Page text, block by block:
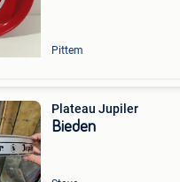
Pittem
Plateau Jupiler
Bieden